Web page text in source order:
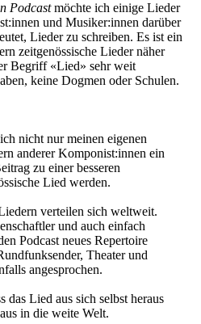
Podcastmöchte ich einige Lieder
und Musiker:innen darüber
Lieder zu schreiben. Es ist ein
zeitgenössische Lieder näher
Begriff «Lied» sehr weit
keine Dogmen oder Schulen.
nicht nur meinen eigenen
anderer Komponist:innen ein
zu einer besseren
Lied werden.
verteilen sich weltweit.
und auch einfach
Podcast neues Repertoire
Theater und
angesprochen.
das Lied aus sich selbst heraus
in die weite Welt.